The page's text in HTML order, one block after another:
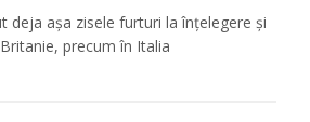
deja așa zisele furturi la înțelegere și
precum în Italia